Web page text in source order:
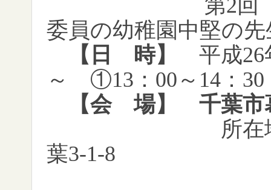
第2
委員の幼稚園中堅の
【日 時】
平成26
～ ①13 ： 00 ～ 14 ： 30
【会 場】 千葉市
所在地：千葉
葉3-1-8